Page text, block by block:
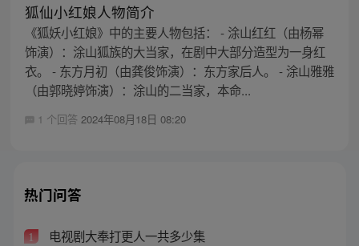
狐仙小红娘人物简介
《狐妖小红娘》中的主要人物包括： - 涂山红红（由杨幂
饰演）：涂山狐族的大当家，在剧中大部分造型为一身红
衣。 - 东方月初（由龚俊饰演）：东方家后人。 - 涂山雅雅
（由郭晓婷饰演）：涂山的二当家，本命...
1 个回答 2024年08月18日 08:20
热门问答
1 电视剧大奉打更人一共多少集